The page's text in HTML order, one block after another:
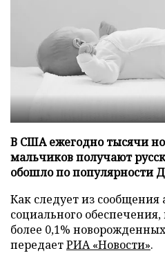
В США ежегодно тысячи
мальчиков получают
обошло по популярности
Как следует из
социального
более 0,1%
передаетРИА «Новости».